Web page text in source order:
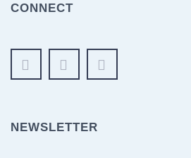
CONNECT
NEWSLETTER